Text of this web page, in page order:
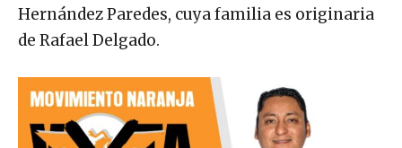
Hernández Paredes, cuya familia es originaria
de Rafael Delgado.